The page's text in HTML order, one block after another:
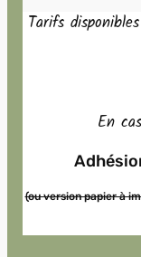
Tarifs
En
(ou version papier à